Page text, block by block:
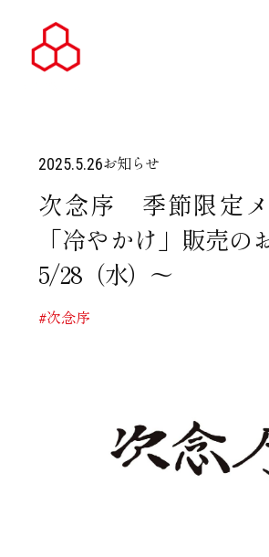
2025.5.26お知らせ
次念序 季節限定
「冷やかけ」販売
5/28（水）～
#次念序